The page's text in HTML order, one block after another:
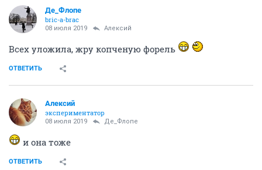
Де_Флопе
bric-a-brac
08 июля 2019 Алексий
Всех уложила, жру копченую форель
ОТВЕТИТЬ
Алексий
экспериментатор
08 июля 2019 Де_Флопе
и она тоже
ОТВЕТИТЬ